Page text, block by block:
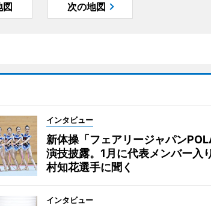
図 次の地図
インタビュー
新体操「フェアリージャパン
演技披露。1月に代表メンバー入
村知花選手に聞く
インタビュー